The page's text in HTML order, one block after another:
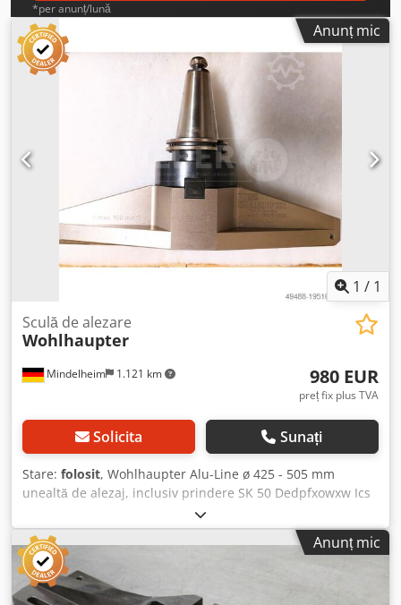
*per anunț/lună
Anunț mic
1 / 1
Mindelheim 1.121 km
Sculă de alezare
Wohlhaupter
980 EUR
preț fix plus TVA
Solicita Sunați
Stare: folosit, Wohlhaupter Alu-Line ø 425 - 505 mm
unealtă de alezaj, inclusiv prindere SK 50 Dedpfxowxw Ics
Anunț mic